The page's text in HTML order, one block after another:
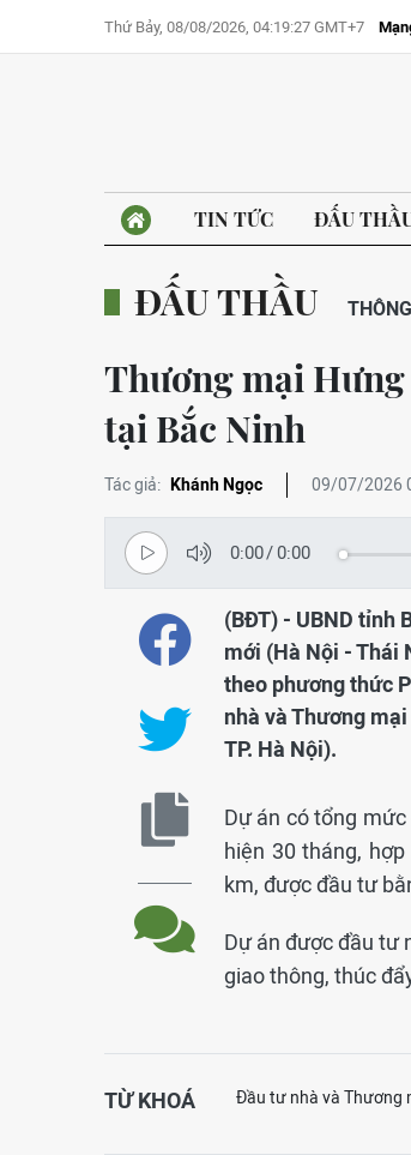
Thứ Bảy, 08/08/2026, 04:19:27 GMT+7
TIN TỨC ĐẤU
ĐẤU THẦU
Thương mại
tại Bắc Ninh
Tác giả: Khánh Ngọc 09/07/2026
0:00/0:00
(BĐT) - UBND tỉnh
mới (Hà Nội - Thái
theo phương thức
nhà và Thương
TP. Hà Nội).
Dự án có tổng
hiện 30 tháng,
km, được đầu tư
Dự án được đầu tư
giao thông, thúc
TỪ KHOÁ Đầu tư nhà và Thương